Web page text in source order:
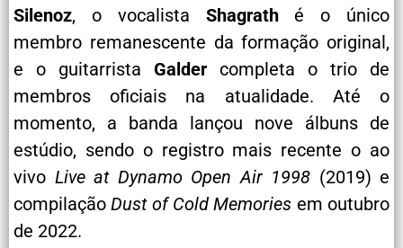
Silenoz, o vocalista Shagrathé o único
membro remanescente da formação original,
e o guitarrista Galder completa o trio de
membros oficiais na atualidade. Até o
momento, a banda lançou nove álbuns de
estúdio, sendo o registro mais recente o ao
vivo Live at Dynamo Open Air 1998 (2019) e
compilaçãoDust of Cold Memories em outubro
de 2022.